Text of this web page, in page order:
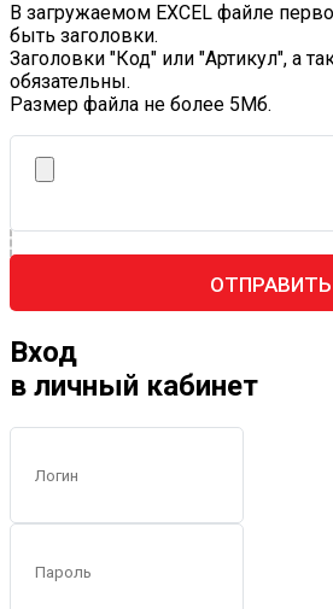
В загружаемом EXCEL файле
быть заголовки.
Заголовки "Код" или "Артикул", а
обязательны.
Размер файла не более 5Mб.
ОТПРАВИТЬ
Вход
в личный кабинет